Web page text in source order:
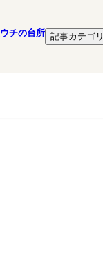
ウチの台所 記事カテゴリ